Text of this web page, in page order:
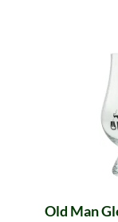
Old Man